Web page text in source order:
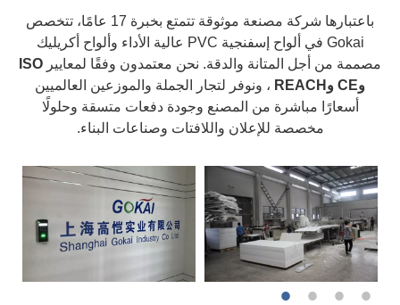
باعتبارها شركة مصنعة موثوقة تتمتع بخبرة 17 عامًا، تتخصص
Gokai في ألواح إسفنجية PVC عالية الأداء وألواح أكريليك
مصممة من أجل المتانة والدقة. نحن معتمدون وفقًا لمعايير ISO
وCE وREACH
، ونوفر لتجار الجملة والموزعين العالميين
أسعارًا مباشرة من المصنع وجودة دفعات متسقة وحلولًا
مخصصة للإعلان واللافتات وصناعات البناء.